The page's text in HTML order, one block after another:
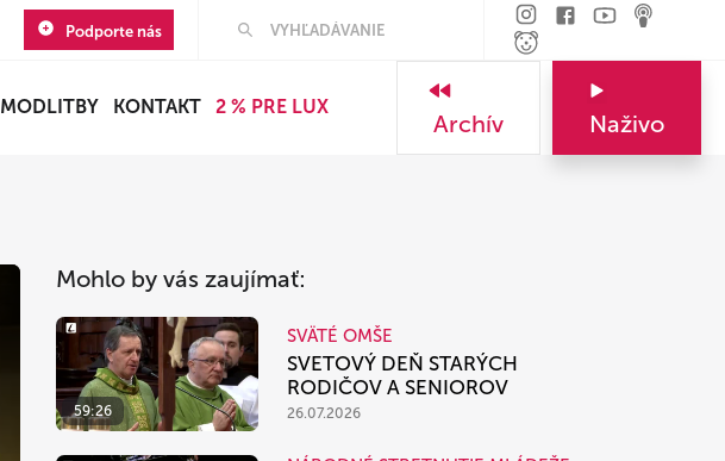
Podporte nás
MODLITBY KONTAKT 2 % PRE LUX
Archív Naživo
Mohlo by vás zaujímať:
59:26
SVÄTÉ OMŠE
SVETOVÝ DEŇ STARÝCH
RODIČOV A SENIOROV
26.07.2026